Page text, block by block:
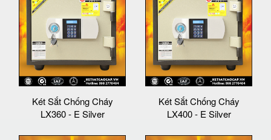
Két Sắt Chống Cháy
LX360 - E Silver
Két Sắt Chống Cháy
LX400 - E Silver